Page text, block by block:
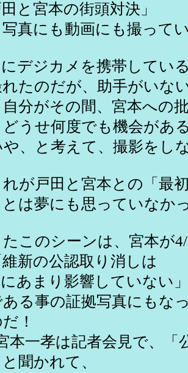
と宮本の街頭対決」
真にも動画にも撮って
デジカメを携帯してい
れたのだが、助手がいな
分がその間、宮本への
どうせ何度でも機会があ
や、と考えて、撮影をし
が戸田と宮本との「最
は夢にも思っていなか
このシーンは、宮本が
新の公認取り消しは
あまり影響していない
る事の証拠写真にもな
！
は記者会見で、「公
聞かれて、